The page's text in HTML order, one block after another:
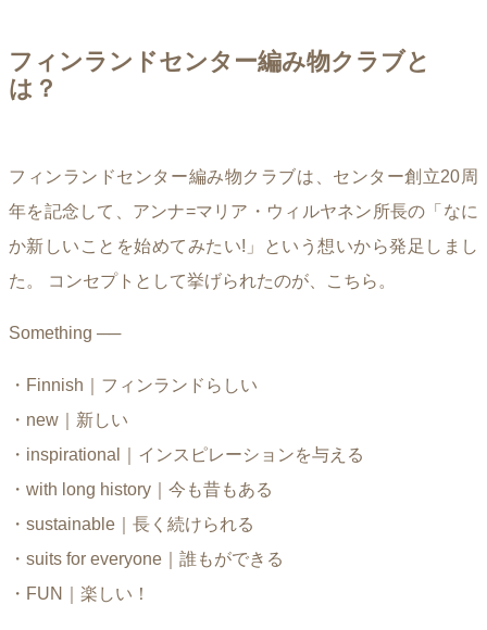
フィンランドセンター編み物クラブと
は？
フィンランドセンター編み物クラブは、センター創立20周
年を記念して、アンナ=マリア・ウィルヤネン所長の「なに
か新しいことを始めてみたい!」という想いから発足しまし
た。 コンセプトとして挙げられたのが、こちら。
Something ──
・Finnish｜フィンランドらしい
・new｜新しい
・inspirational｜インスピレーションを与える
・with long history｜今も昔もある
・sustainable｜長く続けられる
・suits for everyone｜誰もができる
・FUN｜楽しい！